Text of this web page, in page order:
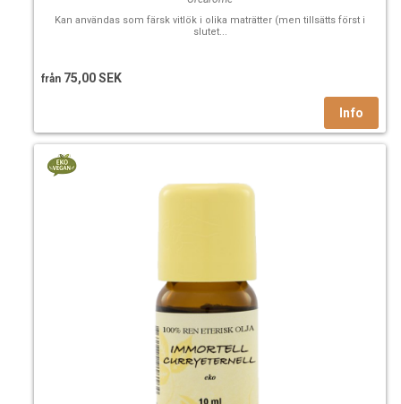
Kan användas som färsk vitlök i olika maträtter (men tillsätts först i
slutet...
från 75,00 SEK